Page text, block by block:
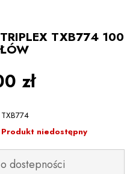
TXB774 100
zł
TXB774
Produkt niedostępny
dostepności